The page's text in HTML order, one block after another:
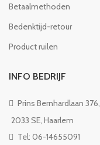
Betaalmethoden
Bedenktijd-retour
Product ruilen
INFO BEDRIJF
Prins Bernhardlaan 376,
2033 SE, Haarlem
Tel: 06-14655091